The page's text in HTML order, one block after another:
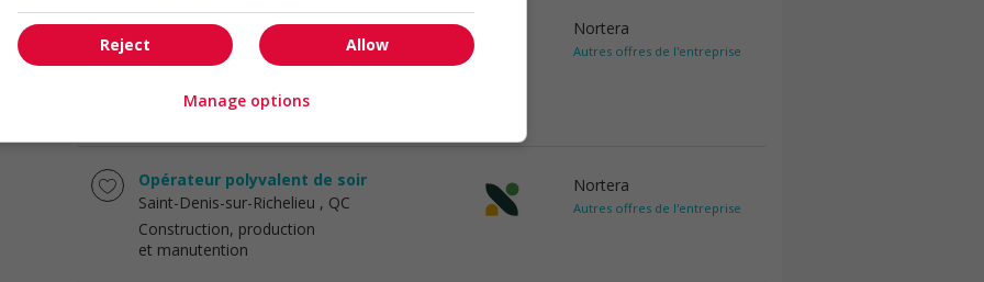
Remplisseur et logistique de silos et
saumure
Saint-Denis-sur-Richelieu, QC
Construction, production
et manutention
Nortera
Autres offres de l'entreprise
Opérateur polyvalent de soir
Saint-Denis-sur-Richelieu , QC
Construction, production
et manutention
Nortera
Autres offres de l'entreprise
Allow
Reject
Manage options